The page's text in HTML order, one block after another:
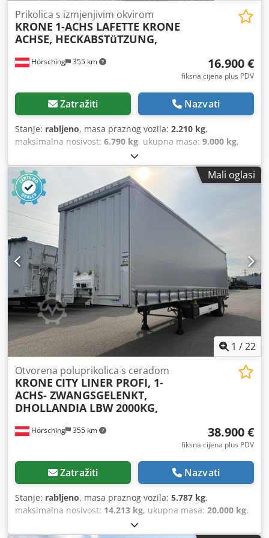
Hörsching 355 km
Prikolica s izmjenjivim okvirom
KRONE 1-ACHS LAFETTE KRONE
ACHSE, HECKABSTüTZUNG,
16.900 €
fiksna cijena plus PDV
Zatražiti Nazvati
Stanje: rabljeno, masa praznog vozila: 2.210 kg,
maksimalna nosivost: 6.790 kg, ukupna masa: 9.000 kg,
1 osovina
sljedeći pregled (TÜV):07/2027, ukupna duljina:2.480 mm,
ukupna širina:
1.250 mm, ukupna visina: 89.050 mm ,
ovjes:zrak , dimenzija gume: 385/65R22,5
Mali oglasi
1 /22
Hörsching 355 km
Otvorena poluprikolica s ceradom
KRONE CITY LINER PROFI, 1-
ACHS- ZWANGSGELENKT,
DHOLLANDIA LBW 2000KG,
38.900 €
fiksna cijena plus PDV
Zatražiti Nazvati
Stanje: rabljeno, masa praznog vozila: 5.787 kg,
maksimalna nosivost: 14.213 kg, ukupna masa: 20.000 kg,
1 osovina
sljedeći pregled (TÜV):05/2027, ovjes:zrak, dimenzija